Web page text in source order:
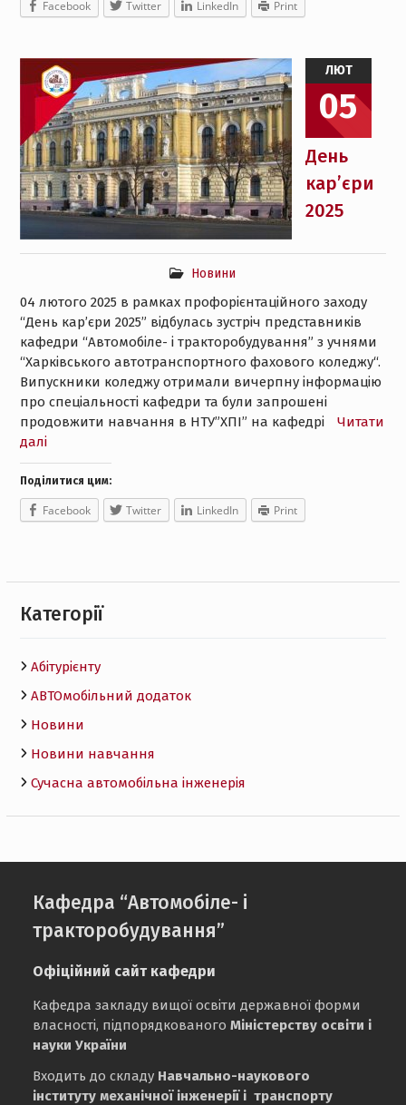
Facebook Twitter LinkedIn Print
ЛЮТ
05
День
кар’єри
2025
Новини
04 лютого 2025 в рамках профорієнтаційного заходу
“День кар’єри 2025” відбулась зустріч представників
кафедри “Автомобіле- і тракторобудування” з учнями
“Харківського автотранспортного фахового коледжу“.
Випускники коледжу отримали вичерпну інформацію
про спеціальності кафедри та були запрошені
продовжити навчання в НТУ”ХПІ” на кафедрі
Читати
далі
Поділитися цим:
Facebook Twitter LinkedIn Print
Категорії
Абітурієнту
АВТОмобільний додаток
Новини
Новини навчання
Сучасна автомобільна інженерія
Кафедра “Автомобіле- і
тракторобудування”
Офіційний сайт кафедри
Кафедра закладу вищої освіти державної форми
власності, підпорядкованогоМіністерству освіти і
науки України
Входить до складу Навчально-наукового
інституту механічної інженерії і транспорту